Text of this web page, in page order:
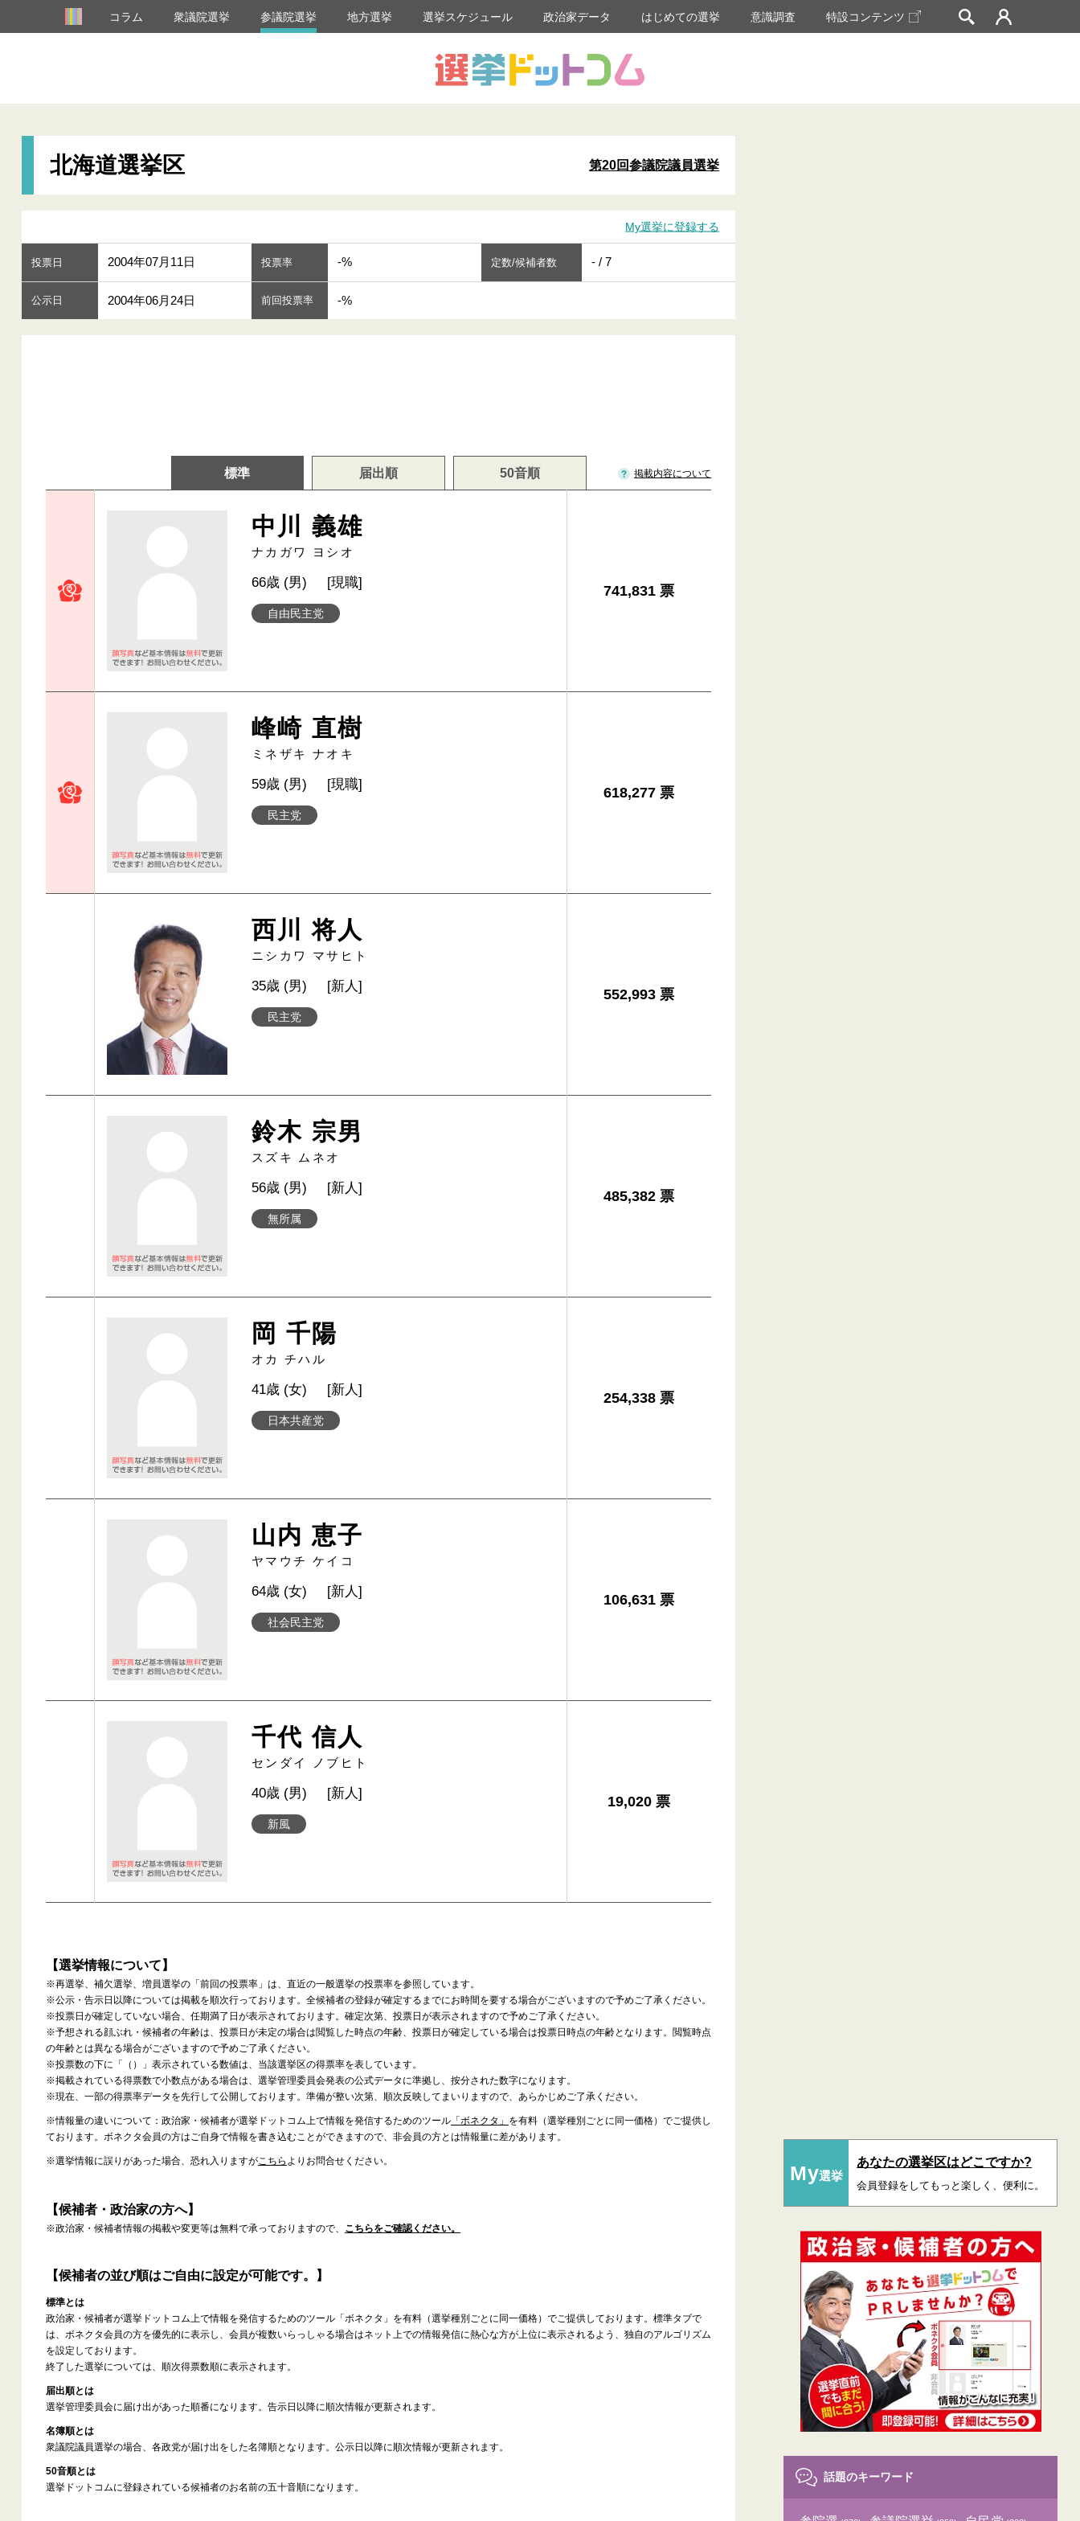
コラム 衆議院選挙 参議院選挙 地方選挙 選挙スケジュール 政治家データ はじめての選挙 意識調査 特設コンテンツ
北海道選挙区 第20回参議院議員選挙
My選挙に登録する
投票日 2004年07月11日 投票率 -% 定数/候補者数 - / 7
公示日 2004年06月24日 前回投票率 -%
標準 届出順 50音順 掲載内容について
中川 義雄
ナカガワ ヨシオ
自由民主党
66歳 (男) [現職]
741,831 票
峰崎 直樹
ミネザキ ナオキ
民主党
59歳 (男) [現職]
618,277 票
西川 将人
ニシカワ マサヒト
民主党
35歳 (男) [新人]
552,993 票
鈴木 宗男
スズキ ムネオ
無所属
56歳 (男) [新人]
485,382 票
岡 千陽
オカ チハル
日本共産党
41歳 (女) [新人]
254,338 票
山内 恵子
ヤマウチ ケイコ
社会民主党
64歳 (女) [新人]
106,631 票
千代 信人
センダイ ノブヒト
新風
40歳 (男) [新人]
19,020 票
【選挙情報について】
※再選挙、補欠選挙、増員選挙の「前回の投票率」は、直近の一般選挙の投票率を参照しています。
※公示・告示日以降については掲載を順次行っております。全候補者の登録が確定するまでにお時間を要する場合がございますので予めご了承ください。
※投票日が確定していない場合、任期満了日が表示されております。確定次第、投票日が表示されますので予めご了承ください。
※予想される顔ぶれ・候補者の年齢は、投票日が未定の場合は閲覧した時点の年齢、投票日が確定している場合は投票日時点の年齢となります。閲覧時点
の年齢とは異なる場合がございますので予めご了承ください。
※投票数の下に「（）」表示されている数値は、当該選挙区の得票率を表しています。
※掲載されている得票数で小数点がある場合は、選挙管理委員会発表の公式データに準拠し、按分された数字になります。
※現在、一部の得票率データを先行して公開しております。準備が整い次第、順次反映してまいりますので、あらかじめご了承ください。
※情報量の違いについて：政治家・候補者が選挙ドットコム上で情報を発信するためのツール「ボネクタ」 を有料（選挙種別ごとに同一価格）でご提供し
ております。ボネクタ会員の方はご自身で情報を書き込むことができますので、非会員の方とは情報量に差があります。
※選挙情報に誤りがあった場合、恐れ入りますがこちら よりお問合せください。
【候補者・政治家の方へ】
※政治家・候補者情報の掲載や変更等は無料で承っておりますので、 こちらをご確認ください。
【候補者の並び順はご自由に設定が可能です。】
標準とは
政治家・候補者が選挙ドットコム上で情報を発信するためのツール「ボネクタ」を有料（選挙種別ごとに同一価格）でご提供しております。標準タブで
は、ボネクタ会員の方を優先的に表示し、会員が複数いらっしゃる場合はネット上での情報発信に熱心な方が上位に表示されるよう、独自のアルゴリズム
を設定しております。
終了した選挙については、順次得票数順に表示されます。
届出順とは
選挙管理委員会に届け出があった順番になります。告示日以降に順次情報が更新されます。
名簿順とは
衆議院議員選挙の場合、各政党が届け出をした名簿順となります。公示日以降に順次情報が更新されます。
50音順とは
選挙ドットコムに登録されている候補者のお名前の五十音順になります。
My選挙
あなたの選挙区はどこですか?
会員登録をしてもっと楽しく、便利に。
話題のキーワード